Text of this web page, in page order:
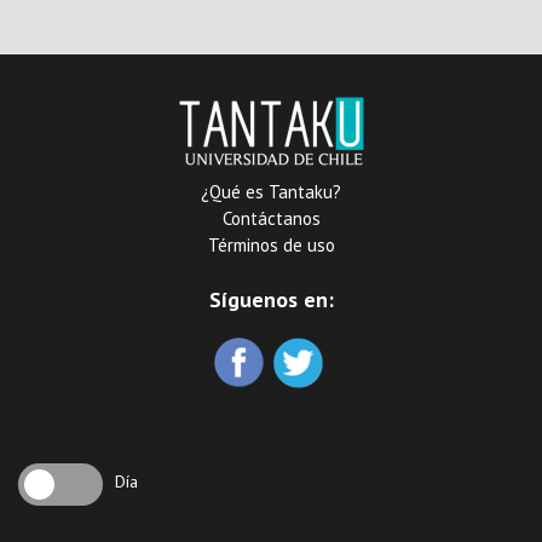
¿Qué es Tantaku?
Contáctanos
Términos de uso
Síguenos en:
Día